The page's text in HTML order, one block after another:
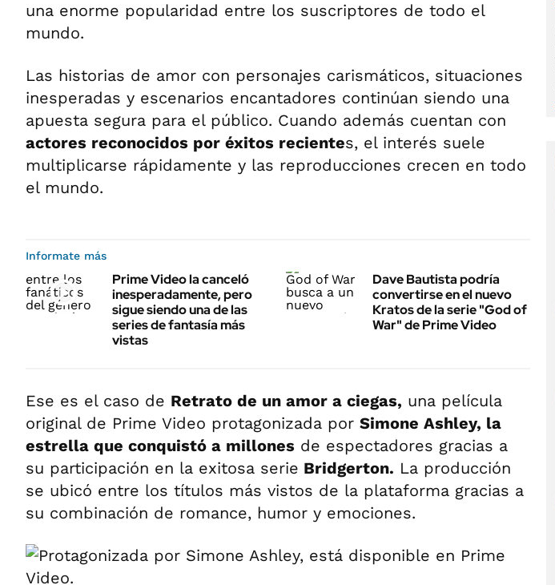
una enorme popularidad entre los suscriptores de todo el
mundo.
Las historias de amor con personajes carismáticos, situaciones
inesperadas y escenarios encantadores continúan siendo una
apuesta segura para el público. Cuando además cuentan con
actores reconocidos por éxitos recientes, el interés suele
multiplicarse rápidamente y las reproducciones crecen en todo
el mundo.
Informate más
Prime Video la canceló
inesperadamente, pero
sigue siendo una de las
series de fantasía más
vistas
Dave Bautista podría
convertirse en el nuevo
Kratos de la serie "God of
War" de Prime Video
Ese es el caso de Retrato de un amor a ciegas, una película
original de Prime Video protagonizada por Simone Ashley, la
estrella que conquistó a millones de espectadores gracias a
su participación en la exitosa serie Bridgerton. La producción
se ubicó entre los títulos más vistos de la plataforma gracias a
su combinación de romance, humor y emociones.